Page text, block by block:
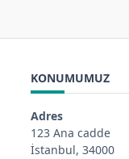
KONUMUMUZ
Adres
123 Ana cadde
İstanbul, 34000